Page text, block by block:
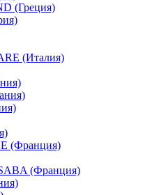
(Греция)
(Италия)
(Франция)
(Франция)